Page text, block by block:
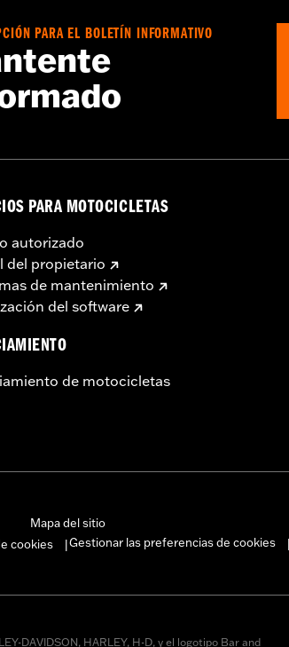
PARA EL BOLETÍN INFORMATIVO
PARA MOTOCICLETAS
autorizado
del propietario
de mantenimiento
del software
de motocicletas
Mapa del sitio
cookies Gestionar las preferencias de cookies
DAVIDSON, HARLEY, H-D, y el logotipo Bar and